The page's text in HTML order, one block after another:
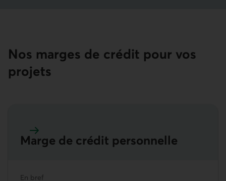
Nos marges de crédit pour vos
projets
Marge de crédit personnelle
En bref
En savoir plus sur la marge de crédit personnelle